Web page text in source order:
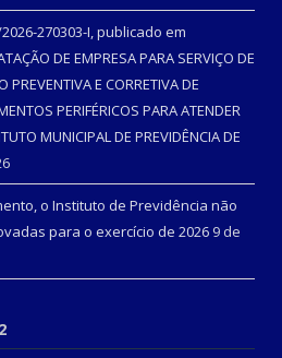
270303-I, publicado em
DE EMPRESA PARA SERVIÇO DE
PREVENTIVA E CORRETIVA DE
PERIFÉRICOS PARA ATENDER
MUNICIPAL DE PREVIDÊNCIA DE
o Instituto de Previdência não
para o exercício de 2026 9 de